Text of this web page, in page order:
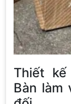
Thiết
Bàn làm